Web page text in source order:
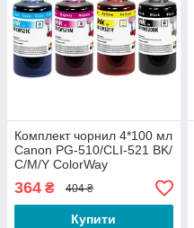
Комплект чорнил 4*100 мл
Canon PG-510/CLI-521 BK/
С/M/Y ColorWay
364 ₴ 404 ₴
Купити